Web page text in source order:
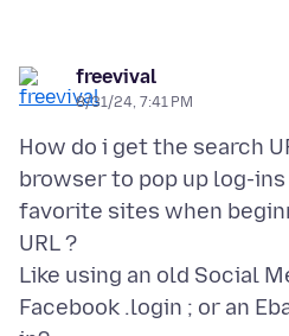
freevival
8/31/24, 7:41 PM
How do i get the search
browser to pop up log-
favorite sites when
URL ?
Like using an old Social
Facebook .login ; or an